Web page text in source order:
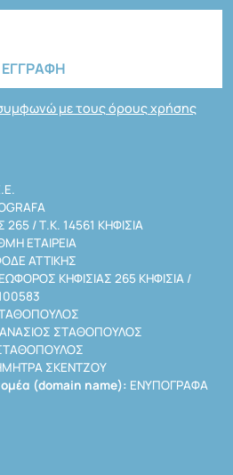
με τους όρους χρήσης
/ Τ.Κ. 14561 ΚΗΦΙΣΙΑ
ΕΤΑΙΡΕΙΑ
ΑΤΤΙΚΗΣ
ΚΗΦΙΣΙΑΣ 265 ΚΗΦΙΣΙΑ /
ΣΤΑΘΟΠΟΥΛΟΣ
ΣΚΕΝΤΖΟΥ
(domain name): ΕΝΥΠΟΓΡΑΦΑ